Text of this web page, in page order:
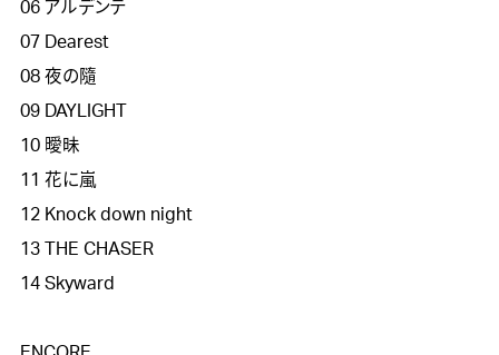
06 アルデンテ
07 Dearest
08 夜の隨
09 DAYLIGHT
10 曖昧
11 花に嵐
12 Knock down night
13 THE CHASER
14 Skyward